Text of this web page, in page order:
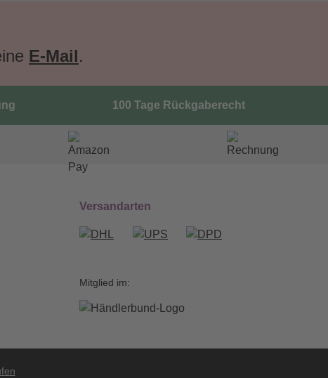
E-Mail.
100 Tage Rückgaberecht
Versandarten
Mitglied im: